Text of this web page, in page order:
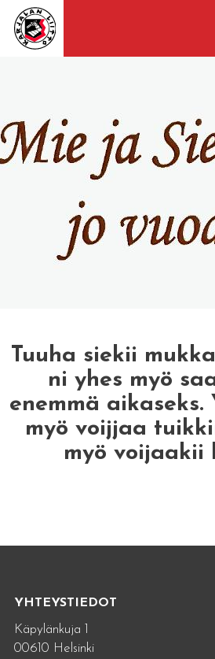
Tuuha siekii
ni yhes myö
enemmä aikaseks.
myö voijjaa
myö voijaakii
YHTEYSTIEDOT
Käpylänkuja 1
00610 Helsinki